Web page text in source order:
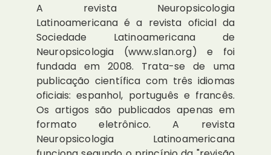
A revista Neuropsicologia
Latinoamericana é a revista oficial da
Sociedade Latinoamericana de
Neuropsicologia (www.slan.org) e foi
fundada em 2008. Trata-se de uma
publicação científica com três idiomas
oficiais: espanhol, português e francês.
Os artigos são publicados apenas em
formato eletrônico. A revista
Neuropsicologia Latinoamericana